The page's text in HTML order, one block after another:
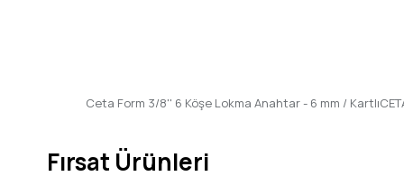
Ceta Form 3/8'' 6 Köşe Lokma Anahtar - 6 mm /
Fırsat Ürünleri